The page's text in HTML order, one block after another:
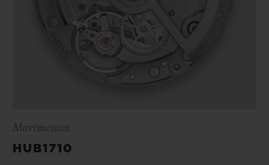
Movimentos
HUB1710